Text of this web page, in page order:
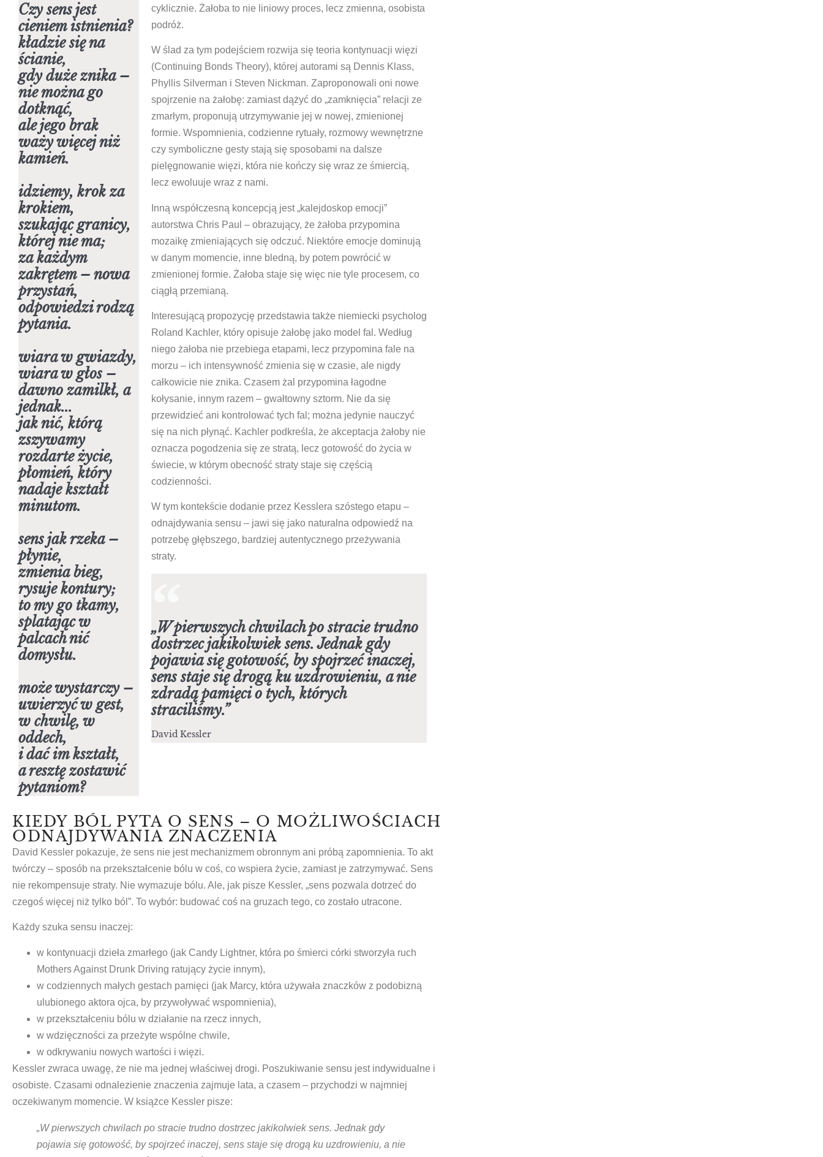
Czy sens jest
cieniem istnienia?
kładzie się na
ścianie,
gdy duże znika –
nie można go
dotknąć,
ale jego brak
waży więcej niż
kamień.
idziemy, krok za
krokiem,
szukając granicy,
której nie ma;
za każdym
zakrętem – nowa
przystań,
odpowiedzi rodzą
pytania.
wiara w gwiazdy,
wiara w głos –
dawno zamilkł, a
jednak...
jak nić, którą
zszywamy
rozdarte życie,
płomień, który
nadaje kształt
minutom.
sens jak rzeka –
płynie,
zmienia bieg,
rysuje kontury;
to my go tkamy,
splatając w
palcach nić
domysłu.
może wystarczy –
uwierzyć w gest,
w chwilę, w
oddech,
i dać im kształt,
a resztę zostawić
pytaniom?
cyklicznie. Żałoba to nie liniowy proces, lecz zmienna, osobista
podróż.
W ślad za tym podejściem rozwija się teoria kontynuacji więzi
(Continuing Bonds Theory), której autorami są Dennis Klass,
Phyllis Silverman i Steven Nickman. Zaproponowali oni nowe
spojrzenie na żałobę: zamiast dążyć do „zamknięcia” relacji ze
zmarłym, proponują utrzymywanie jej w nowej, zmienionej
formie. Wspomnienia, codzienne rytuały, rozmowy wewnętrzne
czy symboliczne gesty stają się sposobami na dalsze
pielęgnowanie więzi, która nie kończy się wraz ze śmiercią,
lecz ewoluuje wraz z nami.
Inną współczesną koncepcją jest „kalejdoskop emocji”
autorstwa Chris Paul – obrazujący, że żałoba przypomina
mozaikę zmieniających się odczuć. Niektóre emocje dominują
w danym momencie, inne bledną, by potem powrócić w
zmienionej formie. Żałoba staje się więc nie tyle procesem, co
ciągłą przemianą.
Interesującą propozycję przedstawia także niemiecki psycholog
Roland Kachler, który opisuje żałobę jako model fal . Według
niego żałoba nie przebiega etapami, lecz przypomina fale na
morzu – ich intensywność zmienia się w czasie, ale nigdy
całkowicie nie znika. Czasem żal przypomina łagodne
kołysanie, innym razem – gwałtowny sztorm. Nie da się
przewidzieć ani kontrolować tych fal; można jedynie nauczyć
się na nich płynąć. Kachler podkreśla, że akceptacja żałoby nie
oznacza pogodzenia się ze stratą, lecz gotowość do życia w
świecie, w którym obecność straty staje się częścią
codzienności.
W tym kontekście dodanie przez Kesslera szóstego etapu –
odnajdywania sensu – jawi się jako naturalna odpowiedź na
potrzebę głębszego, bardziej autentycznego przeżywania
straty.
„W pierwszych chwilach po stracie trudno
dostrzec jakikolwiek sens. Jednak gdy
pojawia się gotowość, by spojrzeć inaczej,
sens staje się drogą ku uzdrowieniu, a nie
zdradą pamięci o tych, których
straciliśmy.”
David Kessler
KIEDY BÓL PYTA O SENS – O MOŻLIWOŚCIACH
ODNAJDYWANIA ZNACZENIA
David Kessler pokazuje, że sens nie jest mechanizmem obronnym ani próbą zapomnienia. To akt
twórczy – sposób na przekształcenie bólu w coś, co wspiera życie, zamiast je zatrzymywać. Sens
nie rekompensuje straty. Nie wymazuje bólu. Ale, jak pisze Kessler, „sens pozwala dotrzeć do
czegoś więcej niż tylko ból”. To wybór: budować coś na gruzach tego, co zostało utracone.
Każdy szuka sensu inaczej:
w kontynuacji dzieła zmarłego (jak Candy Lightner, która po śmierci córki stworzyła ruch
Mothers Against Drunk Driving ratujący życie innym),
w codziennych małych gestach pamięci (jak Marcy, która używała znaczków z podobizną
ulubionego aktora ojca, by przywoływać wspomnienia),
w przekształceniu bólu w działanie na rzecz innych,
w wdzięczności za przeżyte wspólne chwile,
w odkrywaniu nowych wartości i więzi.
Kessler zwraca uwagę, że nie ma jednej właściwej drogi. Poszukiwanie sensu jest indywidualne i
osobiste. Czasami odnalezienie znaczenia zajmuje lata, a czasem – przychodzi w najmniej
oczekiwanym momencie. W książce Kessler pisze:
„W pierwszych chwilach po stracie trudno dostrzec jakikolwiek sens. Jednak gdy
pojawia się gotowość, by spojrzeć inaczej, sens staje się drogą ku uzdrowieniu, a nie